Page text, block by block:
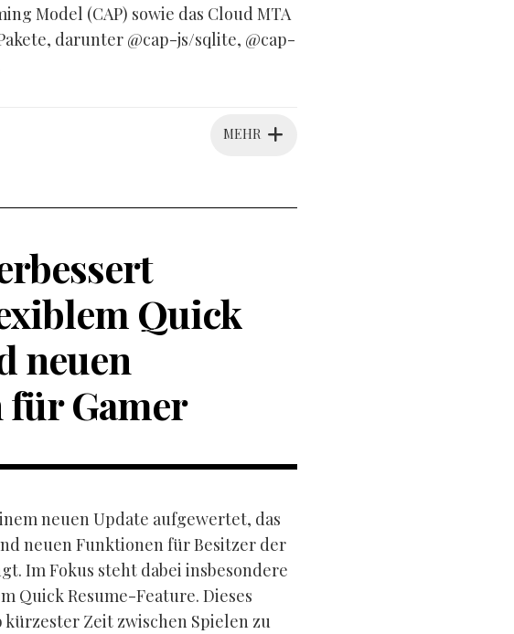
Model (CAP) sowie das Cloud MTA
darunter @cap-js/sqlite, @cap-
MEHR
Quick
neuen
Gamer
neuen Update aufgewertet, das
neuen Funktionen für Besitzer der
Im Fokus steht dabei insbesondere
Quick Resume-Feature. Dieses
Zeit zwischen Spielen zu